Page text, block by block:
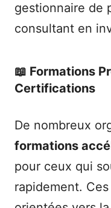
gestionnaire de
consultant en
📖 Formations
Certifications
De nombreux
formations
pour ceux qui
rapidement.